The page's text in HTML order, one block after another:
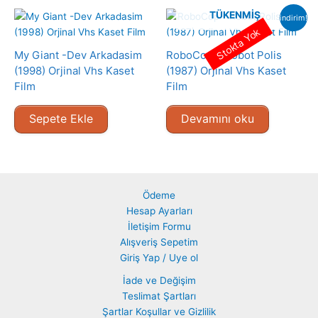
My Giant -Dev Arkadasim
(1998) Orjinal Vhs Kaset
Film
Sepete Ekle
indirim!
TÜKENMIŞ
RoboCop – Robot Polis
(1987) Orjinal Vhs Kaset
Film
Devamını oku
Stokta Yok
Ödeme
Hesap Ayarları
İletişim Formu
Alışveriş Sepetim
Giriş Yap / Uye ol
İade ve Değişim
Teslimat Şartları
Şartlar Koşullar ve Gizlilik